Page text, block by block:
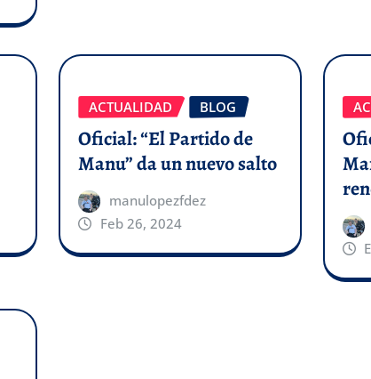
ACTUALIDAD BLOG
Oficial: “El Partido de
Manu” da un nuevo salto
manulopezfdez
Feb 26, 2024